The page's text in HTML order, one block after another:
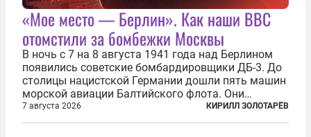
«Мое место — Берлин». Как наши ВВС
отомстили за бомбежки Москвы
В ночь с 7 на 8 августа 1941 года над Берлином
появились советские бомбардировщики ДБ-3. До
столицы нацистской Германии дошли пять машин
морской авиации Балтийского флота. Они
сбросили бомбы на город, который в тот момент
жил в полной уверенности, что война идет где-то
7 августа 2026 КИРИЛЛ ЗОЛОТАРЁВ